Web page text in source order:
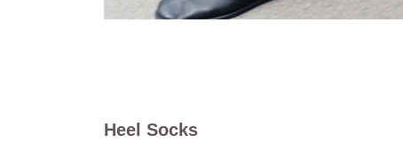
Heel Socks